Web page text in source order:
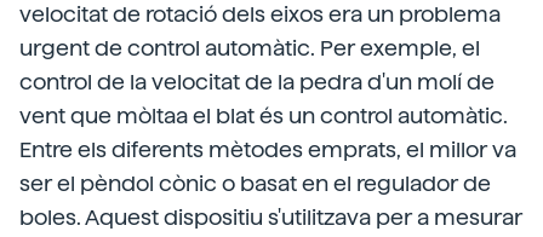
velocitat de rotació dels eixos era un problema
urgent de control automàtic. Per exemple, el
control de la velocitat de la pedra d'un molí de
vent que mòltaa el blat és un control automàtic.
Entre els diferents mètodes emprats, el millor va
ser el pèndol cònic o basat en el regulador de
boles. Aquest dispositiu s'utilitzava per a mesurar